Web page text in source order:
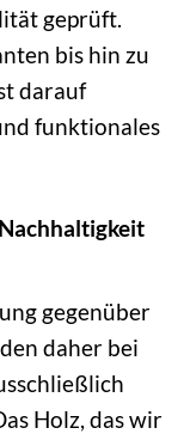
geprüft.
bis hin zu
darauf
funktionales
gegenüber
daher bei
Holz, das wir